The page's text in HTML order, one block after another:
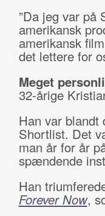
”Da jeg var på
amerikansk
amerikansk
det lettere for
Meget
32-årige
Han var blandt
Shortlist. Det
man år for år
spændende
Han
Forever Now,